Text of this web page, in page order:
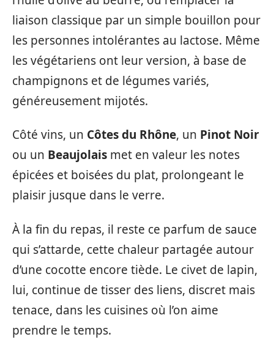
liaison classique par un simple bouillon pour
les personnes intolérantes au lactose. Même
les végétariens ont leur version, à base de
champignons et de légumes variés,
généreusement mijotés.
Côté vins, un Côtes du Rhône, un Pinot Noir
ou un Beaujolais met en valeur les notes
épicées et boisées du plat, prolongeant le
plaisir jusque dans le verre.
À la fin du repas, il reste ce parfum de sauce
qui s’attarde, cette chaleur partagée autour
d’une cocotte encore tiède. Le civet de lapin,
lui, continue de tisser des liens, discret mais
tenace, dans les cuisines où l’on aime
prendre le temps.